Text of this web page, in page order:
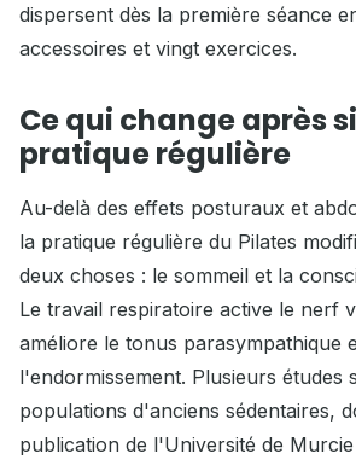
dispersent dès la première séance
accessoires et vingt exercices.
Ce qui change après
pratique régulière
Au-delà des effets posturaux et
la pratique régulière du Pilates
deux choses : le sommeil et la
Le travail respiratoire active le nerf
améliore le tonus parasympathique
l'endormissement. Plusieurs études
populations d'anciens sédentaires,
publication de l'Université de